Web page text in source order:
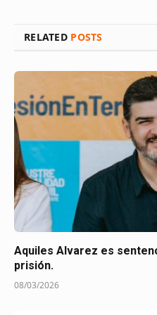
RELATED POSTS
Aquiles Alvarez es
prisión.
08/03/2026